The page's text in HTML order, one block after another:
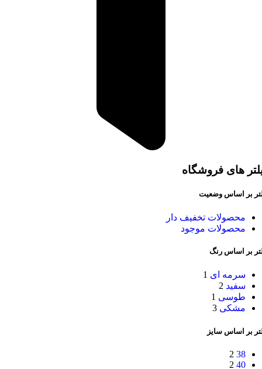
های فروشگاه
بر اساس وضعیت
محصولات تخفیف دار
محصولات موجود
بر اساس رنگ
سرمه ای 1
سفید 2
طوسی 1
مشکی 3
بر اساس سایز
38
2
40
2